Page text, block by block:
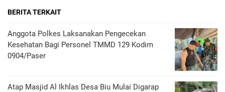
BERITA TERKAIT
Anggota Polkes Laksanakan Pengecekan
Kesehatan Bagi Personel TMMD 129 Kodim
0904/Paser
Atap Masjid Al Ikhlas Desa Biu Mulai Digarap